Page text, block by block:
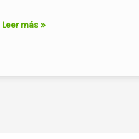
Leer más »